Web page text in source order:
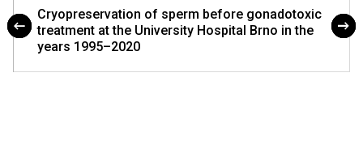
Cryopreservation of sperm before gonadotoxic
treatment at the University Hospital Brno in the
years 1995–2020